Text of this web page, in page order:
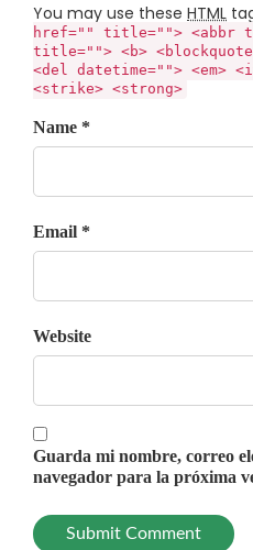
You may use these HTML
href="" title=""> <abbr
title=""> <b>
<del datetime=""> <em>
<strike> <strong>
Name *
Email *
Website
Guarda mi nombre, correo
navegador para la próxima